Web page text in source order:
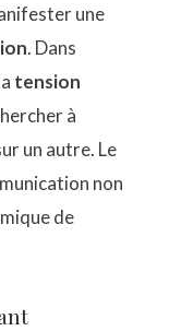
une
. Dans
tension
à
un autre. Le
non
de